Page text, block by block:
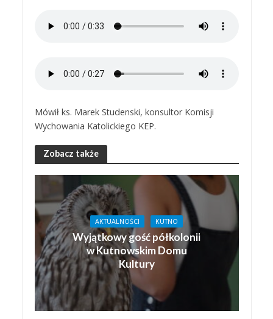
Mówił ks. Marek Studenski, konsultor Komisji
Wychowania Katolickiego KEP.
Zobacz także
AKTUALNOŚCI KUTNO
Wyjątkowy gość półkolonii
w Kutnowskim Domu
Kultury